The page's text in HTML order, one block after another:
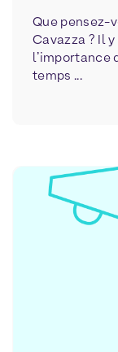
Que pensez-
Cavazza ? Il
l’importance
temps ...